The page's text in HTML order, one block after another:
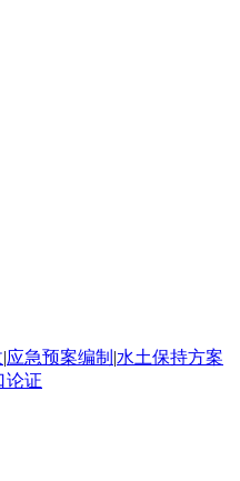
|应急预案编制 |水土保持方案
论证